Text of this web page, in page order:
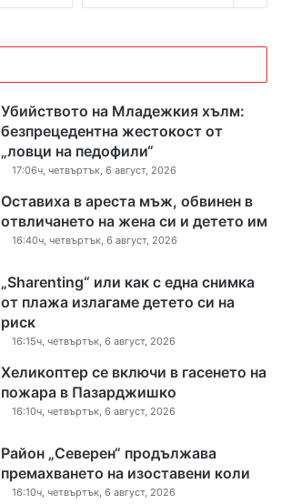
Убийството на Младежкия хълм:
безпрецедентна жестокост от
„ловци на педофили“
17:06ч, четвъртък, 6 август, 2026
Оставиха в ареста мъж, обвинен в
отвличането на жена си и детето им
16:40ч, четвъртък, 6 август, 2026
„Sharenting“ или как с една снимка
от плажа излагаме детето си на
риск
16:15ч, четвъртък, 6 август, 2026
Хеликоптер се включи в гасенето на
пожара в Пазарджишко
16:10ч, четвъртък, 6 август, 2026
Район „Северен“ продължава
премахването на изоставени коли
16:10ч, четвъртък, 6 август, 2026